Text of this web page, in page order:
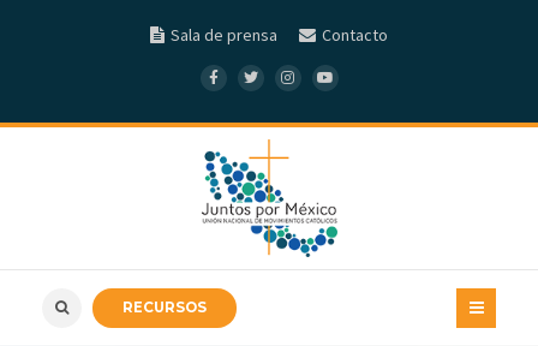
Sala de prensa Contacto
RECURSOS